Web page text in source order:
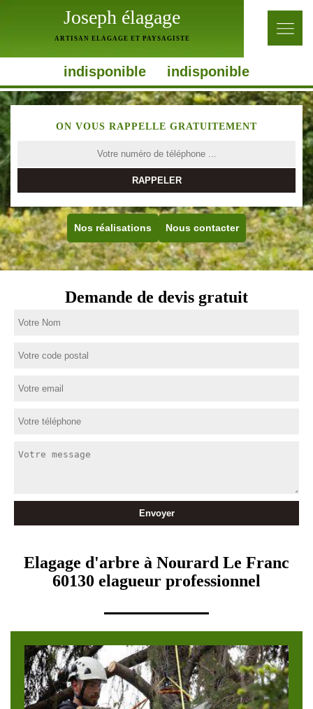
Joseph élagage
ARTISAN ELAGAGE ET PAYSAGISTE
indisponible indisponible
ON VOUS RAPPELLE GRATUITEMENT
Nos réalisations Nous contacter
Demande de devis gratuit
Elagage d'arbre à Nourard Le Franc
60130 elagueur professionnel